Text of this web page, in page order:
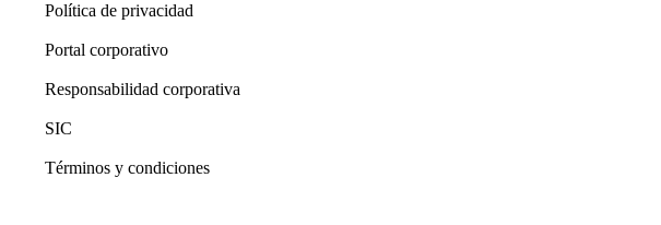
Política de privacidad
Portal corporativo
Responsabilidad corporativa
SIC
Términos y condiciones